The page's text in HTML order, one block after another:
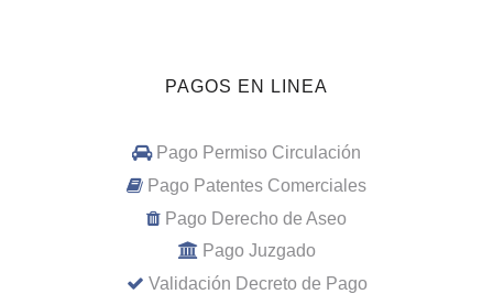
PAGOS EN LINEA
Pago Permiso Circulación
Pago Patentes Comerciales
Pago Derecho de Aseo
Pago Juzgado
Validación Decreto de Pago